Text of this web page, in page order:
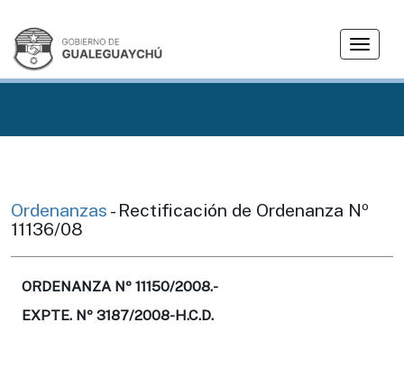
T
g
v
Ordenanzas - Rectificación de Ordenanza Nº
11136/08
ORDENANZA Nº 11150/2008.-
EXPTE. Nº 3187/2008-H.C.D.